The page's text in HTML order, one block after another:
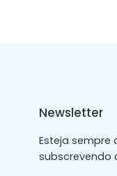
Newsletter
Esteja sempre
subscrevendo